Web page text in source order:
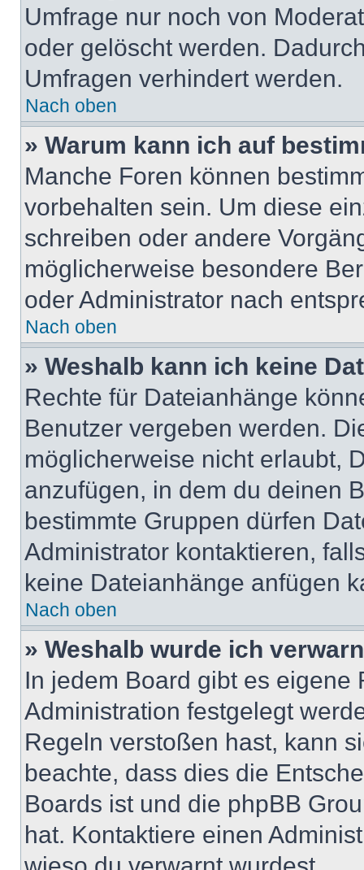
Umfrage nur noch von
oder gelöscht werden.
Umfragen verhindert werden.
Nach oben
» Warum kann ich auf
Manche Foren können
vorbehalten sein. Um diese
schreiben oder andere
möglicherweise besondere
oder Administrator nach
Nach oben
» Weshalb kann ich keine
Rechte für Dateianhänge
Benutzer vergeben werden.
möglicherweise nicht erlaubt,
anzufügen, in dem du deinen
bestimmte Gruppen dürfen
Administrator kontaktieren,
keine Dateianhänge anfügen
Nach oben
» Weshalb wurde ich
In jedem Board gibt es
Administration festgelegt
Regeln verstoßen hast, kann
beachte, dass dies die
Boards ist und die phpBB
hat. Kontaktiere einen